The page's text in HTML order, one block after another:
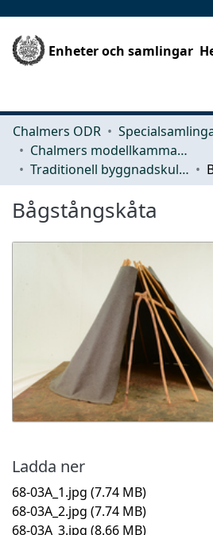
Enheter och samlingar
Chalmers ODR
Chalmers modellkammare
Traditionell byggnadskultur
Bågstångskåta
Ladda ner
68-03A_1.jpg (7.74 MB)
68-03A_2.jpg (7.74 MB)
68-03A_3.jpg (8.66 MB)